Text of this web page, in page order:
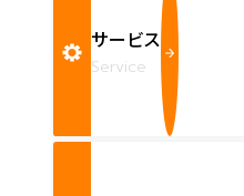
サービス
Service